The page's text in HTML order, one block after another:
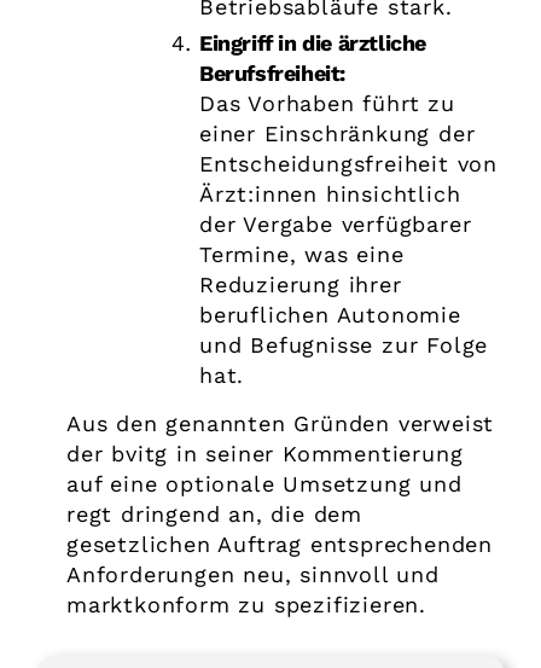
Betriebsabläufe stark.
Eingriff in die ärztliche
Berufsfreiheit:
Das Vorhaben führt zu
einer Einschränkung der
Entscheidungsfreiheit von
Ärzt:innen hinsichtlich
der Vergabe verfügbarer
Termine, was eine
Reduzierung ihrer
beruflichen Autonomie
und Befugnisse zur Folge
hat.
Aus den genannten Gründen verweist
der bvitg in seiner Kommentierung
auf eine optionale Umsetzung und
regt dringend an, die dem
gesetzlichen Auftrag entsprechenden
Anforderungen neu, sinnvoll und
marktkonform zu spezifizieren.